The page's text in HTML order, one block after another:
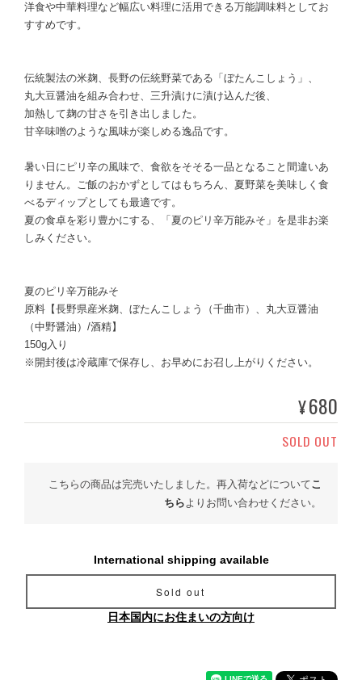
洋食や中華料理など幅広い料理に活用できる万能調味料としてお
すすめです。
伝統製法の米麹、長野の伝統野菜である「ぼたんこしょう」、
丸大豆醤油を組み合わせ、三升漬けに漬け込んだ後、
加熱して麹の甘さを引き出しました。
甘辛味噌のような風味が楽しめる逸品です。
暑い日にピリ辛の風味で、食欲をそそる一品となること間違いあ
りません。ご飯のおかずとしてはもちろん、夏野菜を美味しく食
べるディップとしても最適です。
夏の食卓を彩り豊かにする、「夏のピリ辛万能みそ」を是非お楽
しみください。
夏のピリ辛万能みそ
原料【長野県産米麹、ぼたんこしょう（千曲市）、丸大豆醤油
（中野醤油）/酒精】
150g入り
※開封後は冷蔵庫で保存し、お早めにお召し上がりください。
¥680
SOLD OUT
こちらの商品は完売いたしました。再入荷などについてこ
ちらよりお問い合わせください。
International shipping available
Sold out
日本国内にお住まいの方向け